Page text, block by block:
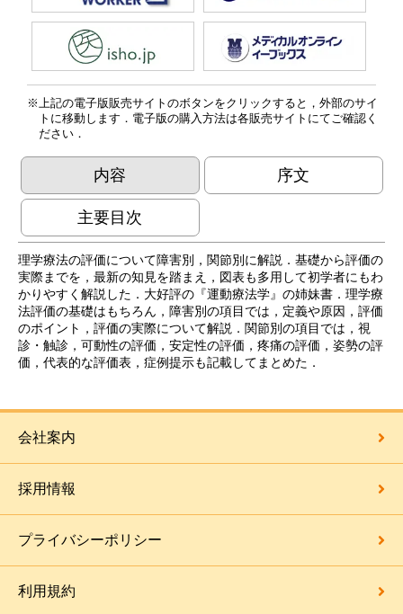
上記の電子版販売サイトのボタンをクリックすると，外部のサイ
トに移動します．電子版の購入方法は各販売サイトにてご確認く
ださい．
内容 序文
主要目次
理学療法の評価について障害別，関節別に解説．基礎から評価の
実際までを，最新の知見を踏まえ，図表も多用して初学者にもわ
かりやすく解説した．大好評の『運動療法学』の姉妹書．理学療
法評価の基礎はもちろん，障害別の項目では，定義や原因，評価
のポイント，評価の実際について解説．関節別の項目では，視
診・触診，可動性の評価，安定性の評価，疼痛の評価，姿勢の評
価，代表的な評価表，症例提示も記載してまとめた．
会社案内
採用情報
プライバシーポリシー
利用規約